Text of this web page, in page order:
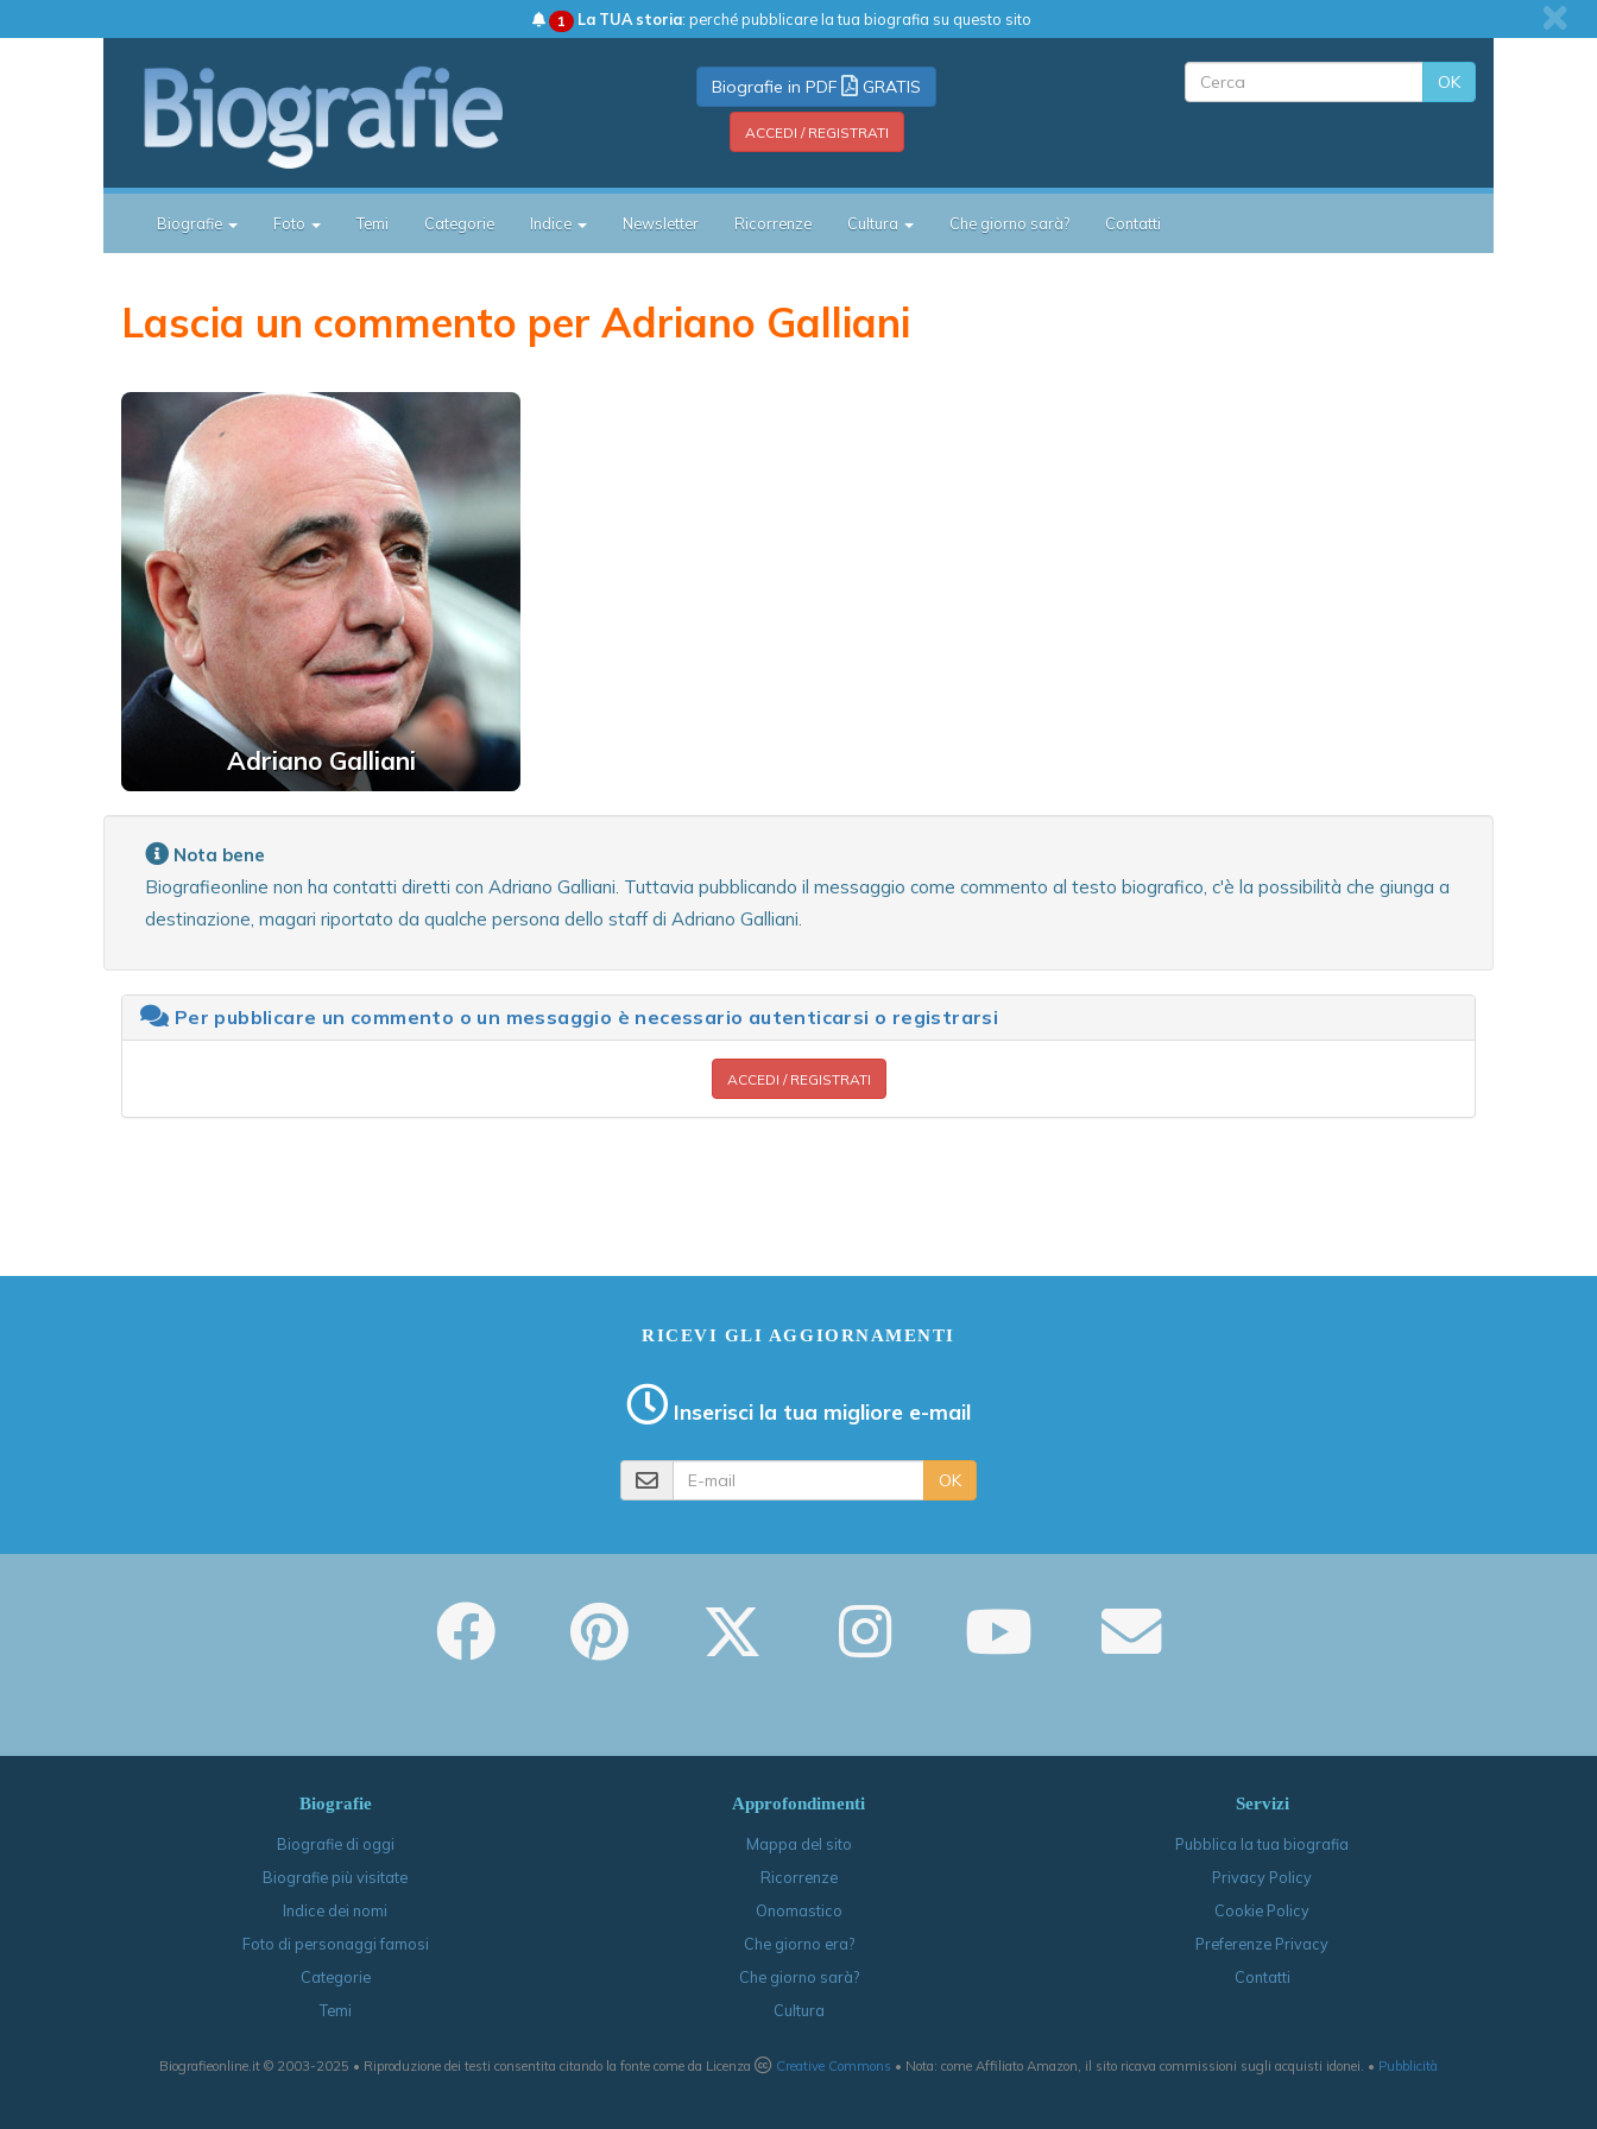
1 La TUA storia: perché pubblicare la tua biografia su questo sito
Biografie in PDF GRATIS
ACCEDI / REGISTRATI
OK
Biografie Foto Temi Categorie Indice Newsletter Ricorrenze Cultura Che giorno sarà? Contatti
Lascia un commento per Adriano Galliani
Adriano Galliani
Nota bene
Biografieonline non ha contatti diretti con Adriano Galliani. Tuttavia pubblicando il messaggio come commento al testo biografico, c'è la possibilità che giunga a
destinazione, magari riportato da qualche persona dello staff di Adriano Galliani.
Per pubblicare un commento o un messaggio è necessario autenticarsi o registrarsi
ACCEDI / REGISTRATI
RICEVI GLI AGGIORNAMENTI
Inserisci la tua migliore e-mail
OK
Biografie
Biografie di oggi
Biografie più visitate
Indice dei nomi
Foto di personaggi famosi
Categorie
Temi
Approfondimenti
Mappa del sito
Ricorrenze
Onomastico
Che giorno era?
Che giorno sarà?
Cultura
Servizi
Pubblica la tua biografia
Privacy Policy
Cookie Policy
Preferenze Privacy
Contatti
Biografieonline.it © 2003-2025 • Riproduzione dei testi consentita citando la fonte come da Licenza Creative Commons • Nota: come Affiliato Amazon, il sito ricava commissioni sugli acquisti idonei. • Pubblicità